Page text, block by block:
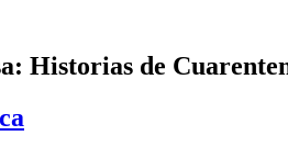
Historias de